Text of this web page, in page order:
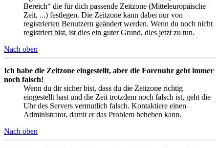
Bereich“ die für dich passende Zeitzone (Mitteleuropäische
Zeit, ...) festlegen. Die Zeitzone kann dabei nur von
registrierten Benutzern geändert werden. Wenn du noch nicht
registriert bist, ist dies ein guter Grund, dies jetzt zu tun.
Nach oben
Ich habe die Zeitzone eingestellt, aber die Forenuhr geht immer
noch falsch!
Wenn du dir sicher bist, dass du die Zeitzone richtig
eingestellt hast und die Zeit trotzdem noch falsch ist, geht die
Uhr des Servers vermutlich falsch. Kontaktiere einen
Administrator, damit er das Problem beheben kann.
Nach oben